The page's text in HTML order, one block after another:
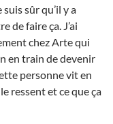
sûr qu’il y a
de faire ça. J’ai
chez Arte qui
en train de devenir
personne vit en
ressent et ce que ça